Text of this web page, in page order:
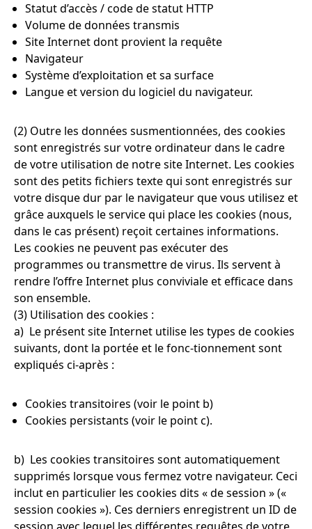
Statut d’accès / code de statut HTTP
Volume de données transmis
Site Internet dont provient la requête
Navigateur
Système d’exploitation et sa surface
Langue et version du logiciel du navigateur.
(2) Outre les données susmentionnées, des cookies
sont enregistrés sur votre ordinateur dans le cadre
de votre utilisation de notre site Internet. Les cookies
sont des petits fichiers texte qui sont enregistrés sur
votre disque dur par le navigateur que vous utilisez et
grâce auxquels le service qui place les cookies (nous,
dans le cas présent) reçoit certaines informations.
Les cookies ne peuvent pas exécuter des
programmes ou transmettre de virus. Ils servent à
rendre l’offre Internet plus conviviale et efficace dans
son ensemble.
(3) Utilisation des cookies :
a) Le présent site Internet utilise les types de cookies
suivants, dont la portée et le fonc-tionnement sont
expliqués ci-après :
Cookies transitoires (voir le point b)
Cookies persistants (voir le point c).
b) Les cookies transitoires sont automatiquement
supprimés lorsque vous fermez votre navigateur. Ceci
inclut en particulier les cookies dits « de session » («
session cookies »). Ces derniers enregistrent un ID de